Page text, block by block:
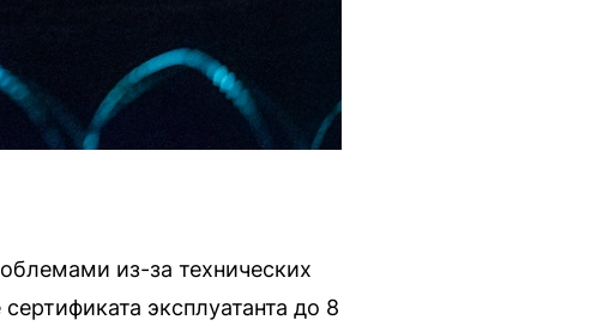
из-за технических
эксплуатанта до 8